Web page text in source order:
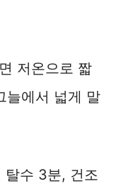
저온으로 짧
늘에서 넓게 말
수 3분, 건조